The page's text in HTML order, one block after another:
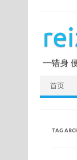
一错身
首页
TAG